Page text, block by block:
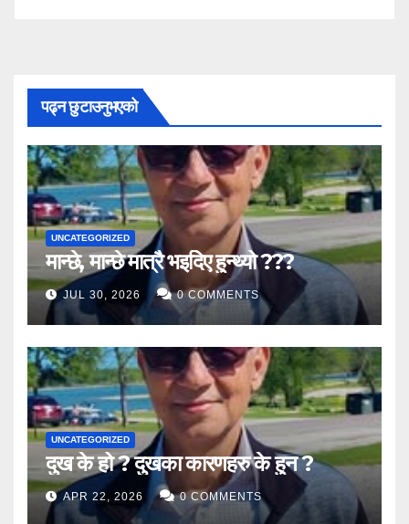
पढ्न छुटाउनुभएको
UNCATEGORIZED
मान्छे, मान्छे मात्रै भइदिए हुन्थ्यो ???
JUL 30, 2026 0 COMMENTS
UNCATEGORIZED
दुख के हो ? दुखका कारणहरु के हुन ?
APR 22, 2026 0 COMMENTS